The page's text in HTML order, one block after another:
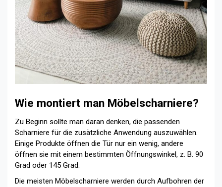
Wie montiert man Möbelscharniere?
Zu Beginn sollte man daran denken, die passenden
Scharniere für die zusätzliche Anwendung auszuwählen.
Einige Produkte öffnen die Tür nur ein wenig, andere
öffnen sie mit einem bestimmten Öffnungswinkel, z. B. 90
Grad oder 145 Grad.
Die meisten Möbelscharniere werden durch Aufbohren der